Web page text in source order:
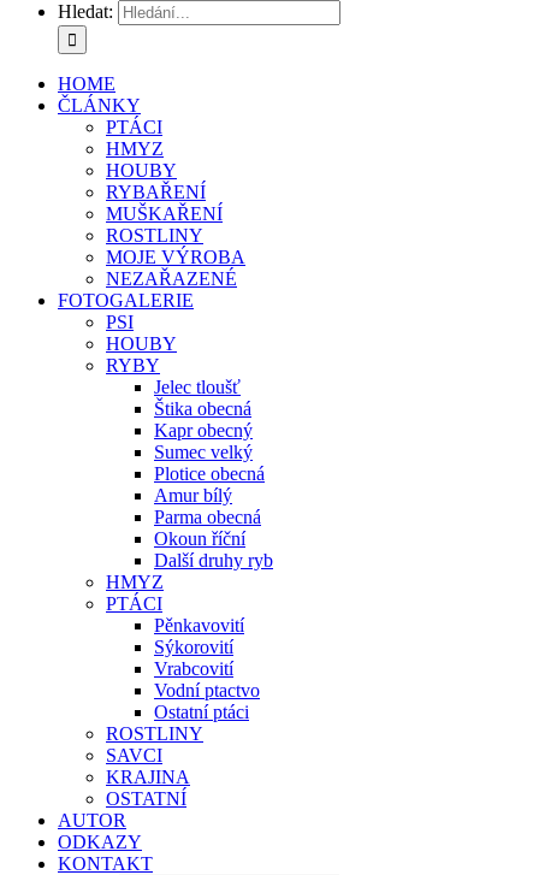
Hledat:
HOME
ČLÁNKY
PTÁCI
HMYZ
HOUBY
RYBAŘENÍ
MUŠKAŘENÍ
ROSTLINY
MOJE VÝROBA
NEZAŘAZENÉ
FOTOGALERIE
PSI
HOUBY
RYBY
Jelec tloušť
Štika obecná
Kapr obecný
Sumec velký
Plotice obecná
Amur bílý
Parma obecná
Okoun říční
Další druhy ryb
HMYZ
PTÁCI
Pěnkavovití
Sýkorovití
Vrabcovití
Vodní ptactvo
Ostatní ptáci
ROSTLINY
SAVCI
KRAJINA
OSTATNÍ
AUTOR
ODKAZY
KONTAKT